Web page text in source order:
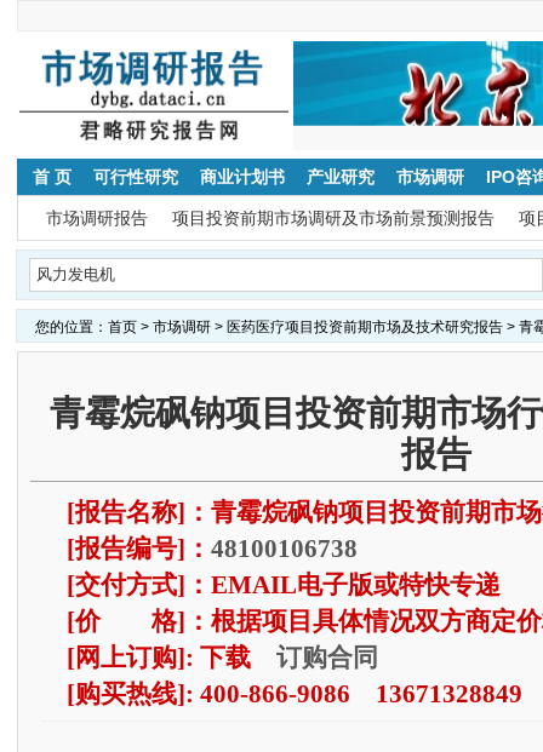
首 页 可行性研究 商业计划书 产业研究 市场调研 IPO咨
市场调研报告 项目投资前期市场调研及市场前景预测报告 项
您的位置： 首页> 市场调研> 医药医疗项目投资前期市场及技术研究报告> 青
青霉烷砜钠项目投资前期市场
报告
[报告名称]：青霉烷砜钠项目投资前期市
[报告编号]： 48100106738
[交付方式]：EMAIL电子版或特快专递
[价 格]：根据项目具体情况双方商定
[网上订购]: 下载 订购合同
[购买热线]: 400-866-9086 13671328849